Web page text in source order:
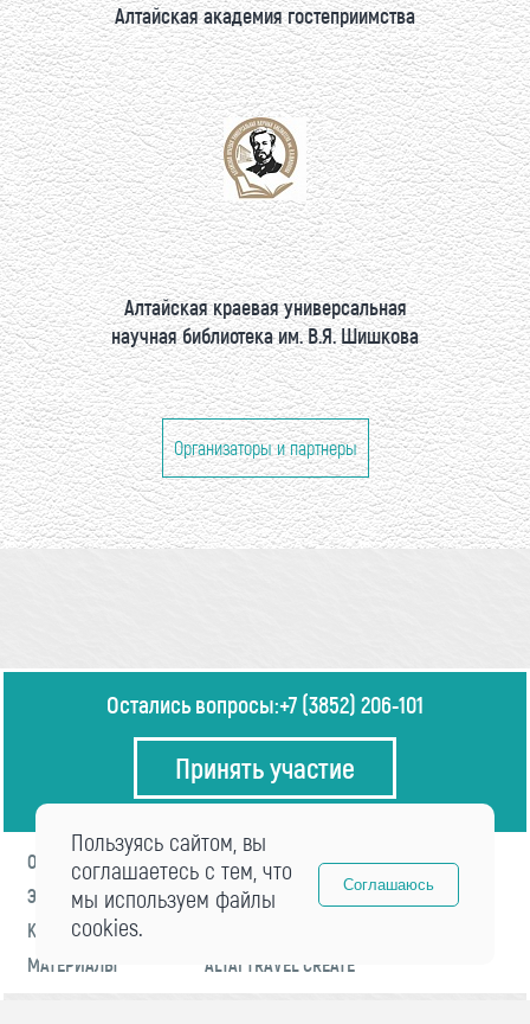
Алтайская академия гостеприимства
Алтайская краевая универсальная
научная библиотека им. В.Я. Шишкова
Организаторы и партнеры
Остались вопросы:+7 (3852) 206-101
Принять участие
О ФОРУМЕ
ПРОГРАММА
ЭКСПЕРТЫ
НОВОСТИ
КОНТАКТЫ
МАТЕРИАЛЫ
ALTAI TRAVEL CREATE
Пользуясь сайтом, вы
соглашаетесь с тем, что
мы используем файлы
cookies.
Соглашаюсь